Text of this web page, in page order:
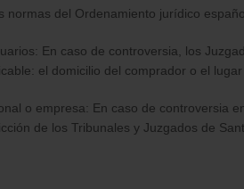
normas del Ordenamiento jurídico
En caso de controversia, los
el domicilio del comprador o el
o empresa: En caso de controversia
de los Tribunales y Juzgados de